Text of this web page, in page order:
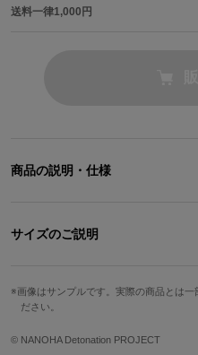
送料一律1,000円
商品の説明・仕様
衣装をイメージしたブラックカ
ーム！
素材／ 本体：合成皮革(ポリウレタ
サイズのご説明
サイズ 縦
画像はサンプルです。実際の商品とは
ださい。
© NANOHA Detonation PROJECT